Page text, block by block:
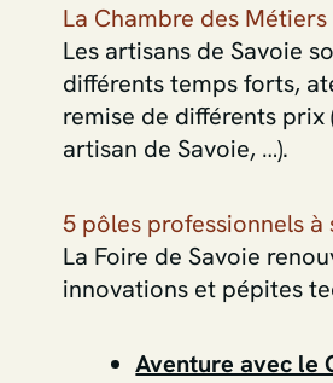
La Chambre des
Les artisans de Savoie
différents temps forts,
remise de différents prix
artisan de Savoie, …).
5 pôles professionnels à
La Foire de Savoie
innovations et pépites
Aventure avec le